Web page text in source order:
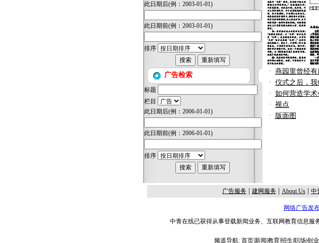
此日期后(例：2003-01-01)
此日期前(例：2003-01-01)
排序
广告检索
标题
栏目
此日期后(例：2006-01-01)
此日期前(例：2006-01-01)
排序
· 燕园里曾经
· 仪式之后，
· 如何营造学术
· 视点
· 版面图
广告服务 | 建网服务 | About Us | 中
网络广告发
中青在线已获得从事登载新闻业务、互联网教育信息服
频道导航: 首页|新闻 教育|招生 职场|创业